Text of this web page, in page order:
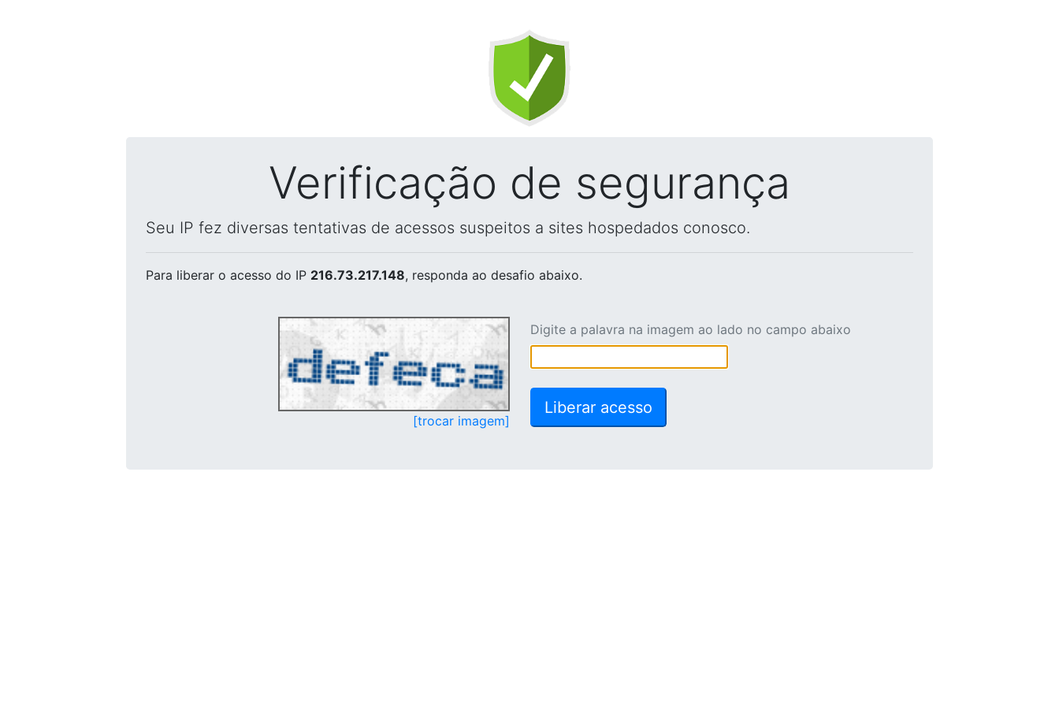
Verificação de segurança
Seu IP fez diversas tentativas de acessos suspeitos a sites hospedados conosco.
Para liberar o acesso do IP 216.73.217.148, responda ao desafio abaixo.
[trocar imagem]
Digite a palavra na imagem ao lado no campo abaixo